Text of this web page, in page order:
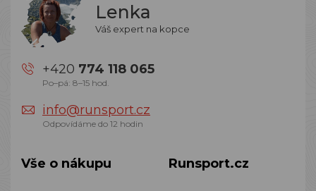
Lenka
Váš expert na kopce
+420 774 118 065
Po–pá: 8–15 hod.
info@runsport.cz
Odpovídáme do 12 hodin
Vše o nákupu Runsport.cz